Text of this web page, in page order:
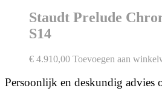
Staudt Prelude
S14
€ 4.910,00 Toevoegen aan
Persoonlijk en deskundig advies